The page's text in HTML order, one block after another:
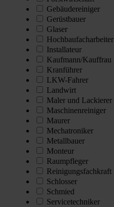
Gebäudereiniger
Gerüstbauer
Glaser
Hochbaufacharbeiter
Installateur
Kaufmann/Kauffrau
Kranführer
LKW-Fahrer
Landwirt
Maler und Lackierer
Maschinenreiniger
Maurer
Mechatroniker
Metallbauer
Monteur
Raumpfleger
Reinigungsfachkraft
Schlosser
Schmied
Servicetechniker